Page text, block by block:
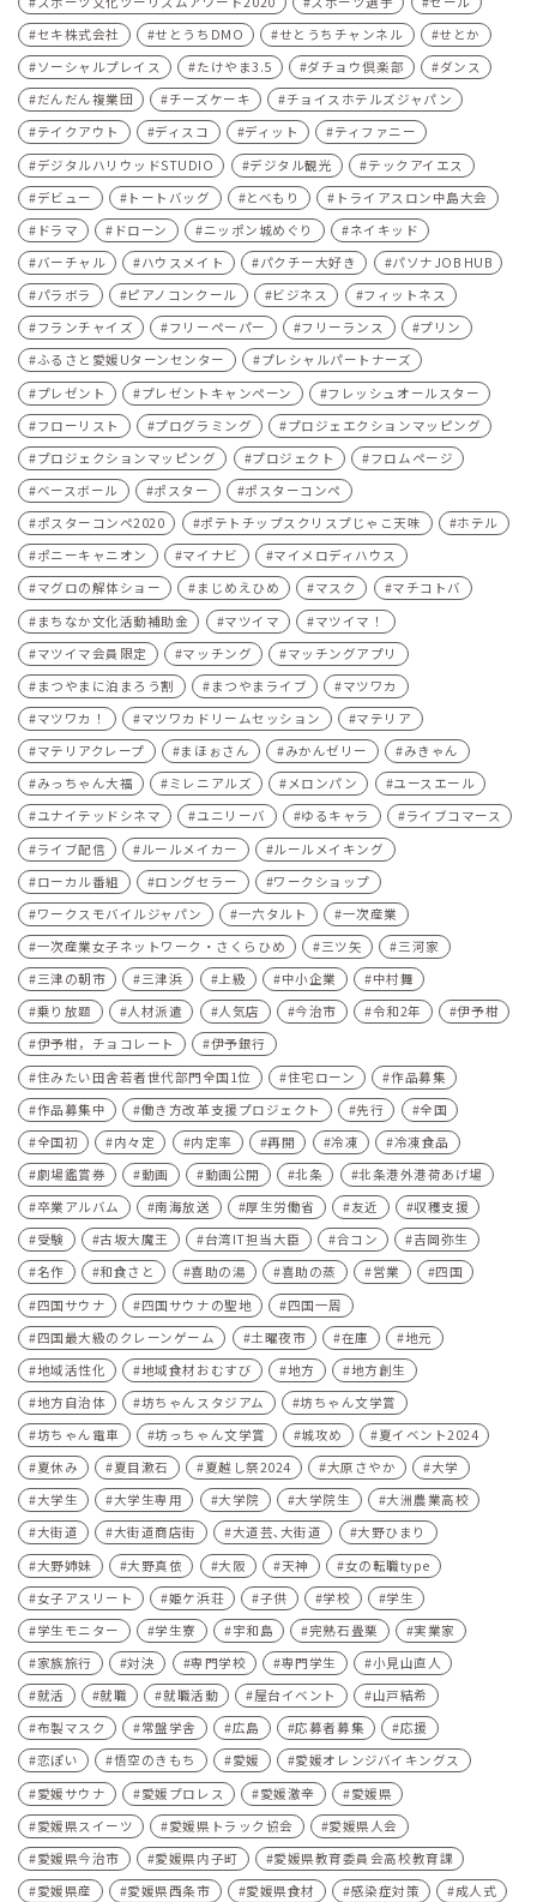
セキ株式会社
せとうちDMO せとうちチャンネル
せとか
ソーシャルプレイス
たけやま3.5 ダチョウ倶楽部
ダンス
だんだん複業団
チーズケーキ
チョイスホテルズジャパン
テイクアウト
ディスコ ディット
ティファニー
デジタルハリウッドSTUDIO
デジタル観光
テックアイエス
デビュー
トートバッグ とべもり
トライアスロン中島大会
ドラマ
ドローン ニッポン城めぐり
ネイキッド
バーチャル
ハウスメイト パクチー大好き
パソナJOB HUB
パラボラ
ピアノコンクール ビジネス
フィットネス
フランチャイズ
フリーペーパー フリーランス
プリン
ふるさと愛媛Uターンセンター
プレシャルパートナーズ
プレゼント
プレゼントキャンペーン
フレッシュオールスター
フローリスト
プログラミング
プロジェエクションマッピング
プロジェクションマッピング
プロジェクト
フロムページ
ベースボール
ポスター
ポスターコンペ
ポスターコンペ2020
ポテトチップスクリスプじゃこ天味
ホテル
ポニーキャニオン
マイナビ
マイメロディハウス
マグロの解体ショー
まじめえひめ マスク
マチコトバ
まちなか文化活動補助金
マツイマ
マツイマ！
マツイマ会員限定
マッチング
マッチングアプリ
まつやまに泊まろう割
まつやまライブ
マツワカ
マツワカ！
マツワカドリームセッション
マテリア
マテリアクレープ
まほぉさん みかんゼリー
みきゃん
みっちゃん大福
ミレニアルズ メロンパン
ユースエール
ユナイテッドシネマ
ユニリーバ ゆるキャラ
ライブコマース
ライブ配信
ルールメイカー
ルールメイキング
ローカル番組
ロングセラー
ワークショップ
ワークスモバイルジャパン
一六タルト
一次産業
一次産業女子ネットワーク・さくらひめ
三ツ矢
三河家
三津の朝市
三津浜 上級 中小企業
中村舞
乗り放題
人材派遣 人気店 今治市 令和2年
伊予柑
伊予柑，チョコレート
伊予銀行
住みたい田舎若者世代部門全国1位
住宅ローン
作品募集
作品募集中
働き方改革支援プロジェクト 先行
全国
全国初
内々定 内定率 再開 冷凍
冷凍食品
劇場鑑賞券
動画 動画公開 北条
北条港外港荷あげ場
卒業アルバム
南海放送 厚生労働省 友近
収穫支援
受験
古坂大魔王 台湾IT担当大臣 合コン
吉岡弥生
名作
和食さと 喜助の湯 喜助の蒸 営業
四国
四国サウナ
四国サウナの聖地
四国一周
四国最大級のクレーンゲーム
土曜夜市 在庫
地元
地域活性化
地域食材おむすび 地方
地方創生
地方自治体
坊ちゃんスタジアム
坊ちゃん文学賞
坊ちゃん電車
坊っちゃん文学賞 城攻め
夏イベント2024
夏休み
夏目漱石 夏越し祭2024 大原さやか
大学
大学生
大学生専用 大学院 大学院生
大洲農業高校
大街道
大街道商店街 大道芸､大街道
大野ひまり
大野姉妹
大野真依 大阪 天神
女の転職type
女子アスリート
姫ケ浜荘 子供 学校
学生
学生モニター
学生寮 宇和島 完熟石畳栗
実業家
家族旅行
対決 専門学校 専門学生
小見山直人
就活
就職 就職活動 屋台イベント
山戸結希
布製マスク
常盤学舎 広島 応募者募集
応援
恋ぽい
悟空のきもち 愛媛
愛媛オレンジバイキングス
愛媛サウナ
愛媛プロレス 愛媛激辛
愛媛県
愛媛県スイーツ
愛媛県トラック協会
愛媛県人会
愛媛県今治市
愛媛県内子町
愛媛県教育委員会高校教育課
愛媛県産
愛媛県西条市 愛媛県食材 感染症対策
成人式